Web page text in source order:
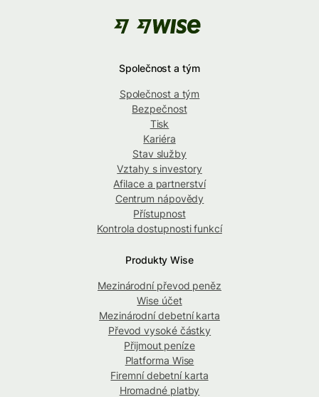
Společnost a tým
Společnost a tým
Bezpečnost
Tisk
Kariéra
Stav služby
Vztahy s investory
Afilace a partnerství
Centrum nápovědy
Přístupnost
Kontrola dostupnosti funkcí
Produkty Wise
Mezinárodní převod peněz
Wise účet
Mezinárodní debetní karta
Převod vysoké částky
Přijmout peníze
Platforma Wise
Firemní debetní karta
Hromadné platby